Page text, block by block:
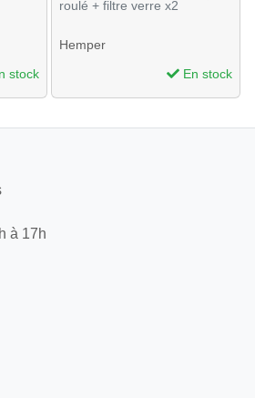
stock
roulé + filtre verre x2
Hemper
En stock
à 17h